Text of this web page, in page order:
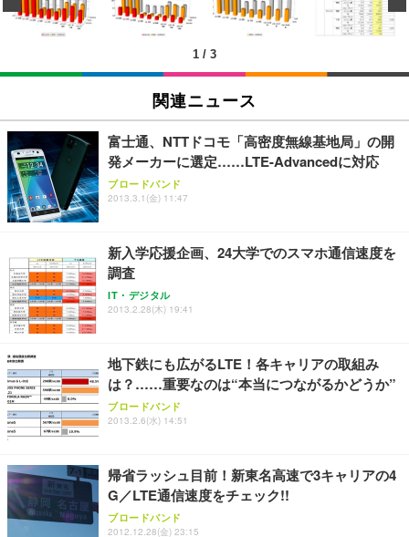
ン樹脂ベース 通気性メッシュ 在宅ワーク H-WY01
(黒網+黒枠+黒足)
￥5,699
SIHOO B100 オフィスチェア／デスクチェア メッシ
ュチェア 人間工学 疲れない ブラック
￥27,999
Sezlife オフィスチェア デスクチェア 疲れない テレ
ワーク チェア 強化バックレスト 30度ロッキング機
能 人間工学 椅子 腰サポート 90度跳ね上げ式アーム
務用 おしゃれ パソコンチェア (ブラック)
Sezlife オフィスチェア デスクチェア 疲れない テレ
ワーク チェア 強化バックレスト 30度ロッキング機
能 人間工学 椅子 腰サポート 90度跳ね上げ式アーム
務用 おしゃれ パソコンチェア (ホワイト)
ANDWINT オフィスチェア デスクチェア 肘なし メ
ッシュ 通気性 ランバーサポート付き 腰サポート ガ
ス圧無段階昇降 360度回転 キャスター付き コンパク
￥105,595
EIZO ビジネス向けプレミアムモニター | FlexScan
￥109,572
【純正品】27"ゲーミングモニター DualSense 充電
フック付き（CFI-ZDM1J）
【整備済み品】Dell E2724HS 27インチ 液晶モニタ
ー フルHD（1920×1080）VA 非光沢 HDMI/DisplayP
ort/VGA スピーカー内蔵 高さ調整 スイベル VESA対
【MiniLED/24.5inch/280Hz/FHD】GRAPHT THE S
HOOTER Gaming Monitor 24” Essential ゲーミン
グモニター QD 24.5インチ 1ms FHD 量子ドット 残
￥3,373
Amazonベーシック ペットシーツ 厚型 ワイド 42枚
x2袋(84枚) ホワイト(吸収面:ライトブルー)
￥3,234
ネオ・ルーライフ ネオ・オムツ L 中型犬用 26枚入
り 単品
Smart Basic(スマートベーシック) 【Amazon.co.jp
限定】 Smart Basic アイリスオーヤマ ペットシーツ
超厚型 お徳用 ワイド 100枚入 (x 1) (ケース販売)
アイリスオーヤマ ペットシーツ 超厚型 お徳用 レギ
ュラー 200枚入【Amazon.co.jp限定】
1 / 3
関連ニュース
富士通、NTTドコモ「高密度無線基地局」の開
発メーカーに選定……LTE-Advancedに対応
ブロードバンド
2013.3.1(金) 11:47
新入学応援企画、24大学でのスマホ通信速度を
調査
IT・デジタル
2013.2.28(木) 19:41
地下鉄にも広がるLTE！各キャリアの取組み
は？……重要なのは“本当につながるかどうか”
ブロードバンド
2013.2.6(水) 14:51
帰省ラッシュ目前！新東名高速で3キャリアの4
G／LTE通信速度をチェック!!
ブロードバンド
2012.12.28(金) 23:15